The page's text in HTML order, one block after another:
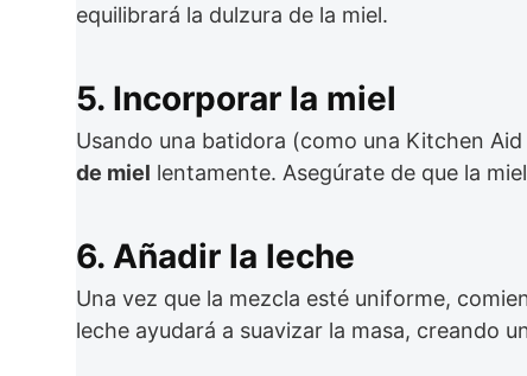
equilibrará la dulzura de la miel.
5. Incorporar la miel
Usando una batidora (como una Kitchen
de miel lentamente. Asegúrate de que la
6. Añadir la leche
Una vez que la mezcla esté uniforme,
leche ayudará a suavizar la masa, creando